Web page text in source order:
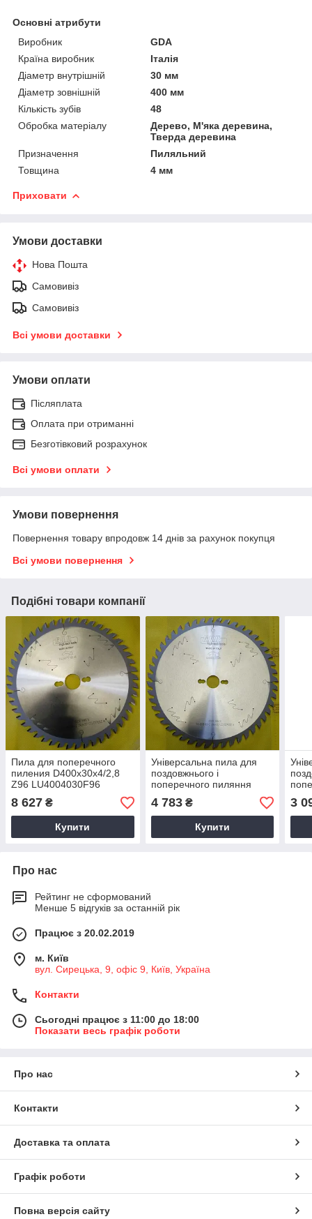
Основні атрибути
Виробник
GDA
Країна виробник
Італія
Діаметр внутрішній
30 мм
Діаметр зовнішній
400 мм
Кількість зубів
48
Обробка матеріалу
Дерево, М'яка деревина,
Тверда деревина
Призначення
Пиляльний
Товщина
4 мм
Приховати
Умови доставки
Нова Пошта
Самовивіз
Самовивіз
Всі умови доставки
Умови оплати
Післяплата
Оплата при отриманні
Безготівковий розрахунок
Всі умови оплати
Умови повернення
Повернення товару впродовж 14 днів за рахунок покупця
Всі умови повернення
Подібні товари компанії
Пила для поперечного
пиления D400x30x4/2,8
Z96 LU4004030F96
8 627 ₴
Купити
Універсальна пила для
поздовжнього і
поперечного пиляння
D350x30x3,5/2,5 Z54
LU3503530F54
4 783₴
Купити
3
Про нас
Рейтинг не сформований
Менше 5 відгуків за останній рік
Працює з 20.02.2019
м. Київ
вул. Сирецька, 9, офіс 9, Київ, Україна
Контакти
Сьогодні працює з 11:00 до 18:00
Показати весь графік роботи
Про нас
Контакти
Доставка та оплата
Графік роботи
Повна версія сайту